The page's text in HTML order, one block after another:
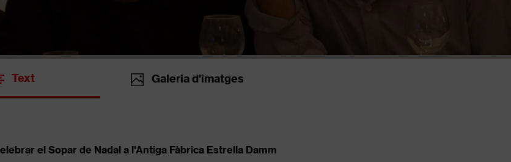
Text Galeria d'imatges
el Sopar de Nadal a l'Antiga Fàbrica Estrella Damm